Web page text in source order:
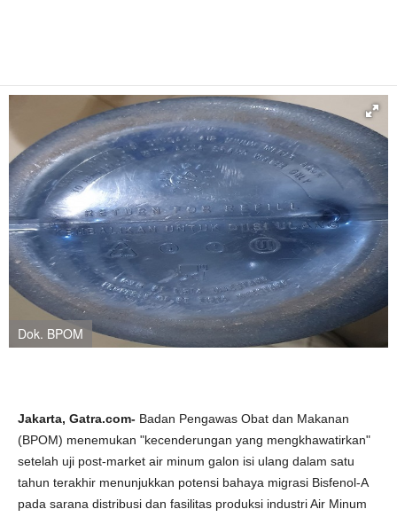
Dok. BPOM
Jakarta, Gatra.com- Badan Pengawas Obat dan Makanan
(BPOM) menemukan "kecenderungan yang mengkhawatirkan"
setelah uji post-market air minum galon isi ulang dalam satu
tahun terakhir menunjukkan potensi bahaya migrasi Bisfenol-A
pada sarana distribusi dan fasilitas produksi industri Air Minum